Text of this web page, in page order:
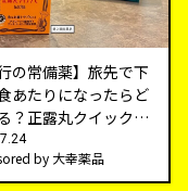
行の常備薬】旅先で下
あたりになったらど
？正露丸クイックＣ
すめの理由
by 大幸薬品